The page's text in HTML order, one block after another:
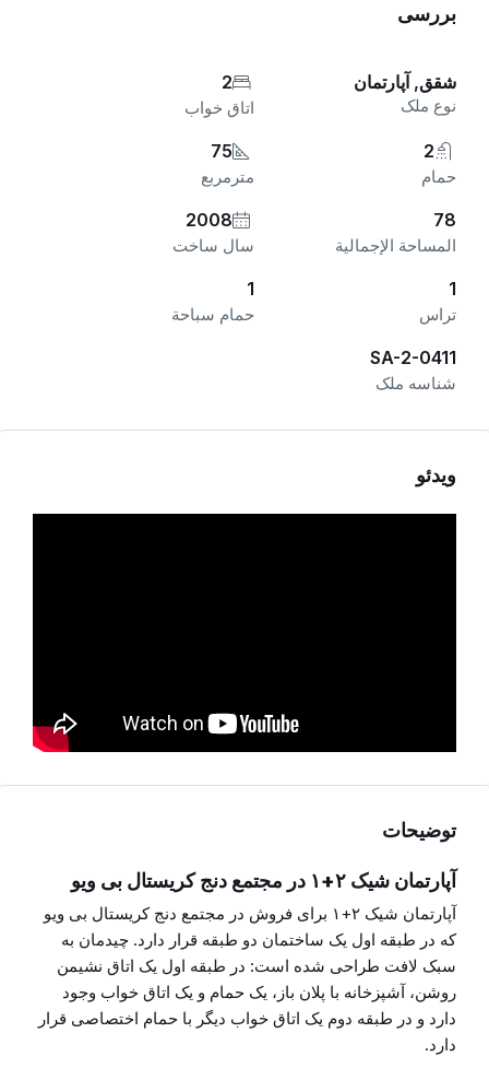
بررسی
شقق, آپارتمان
نوع ملک
2
اتاق خواب
2
حمام
75
مترمربع
78
المساحة الإجمالية
2008
سال ساخت
1
تراس
1
حمام سباحة
SA-2-0411
شناسه ملک
ویدئو
توضیحات
آپارتمان شیک ۲+۱ در مجتمع دنج کریستال بی ویو
آپارتمان شیک ۲+۱ برای فروش در مجتمع دنج کریستال بی ویو
که در طبقه اول یک ساختمان دو طبقه قرار دارد. چیدمان به
سبک لافت طراحی شده است: در طبقه اول یک اتاق نشیمن
روشن، آشپزخانه با پلان باز، یک حمام و یک اتاق خواب وجود
دارد و در طبقه دوم یک اتاق خواب دیگر با حمام اختصاصی قرار
دارد.